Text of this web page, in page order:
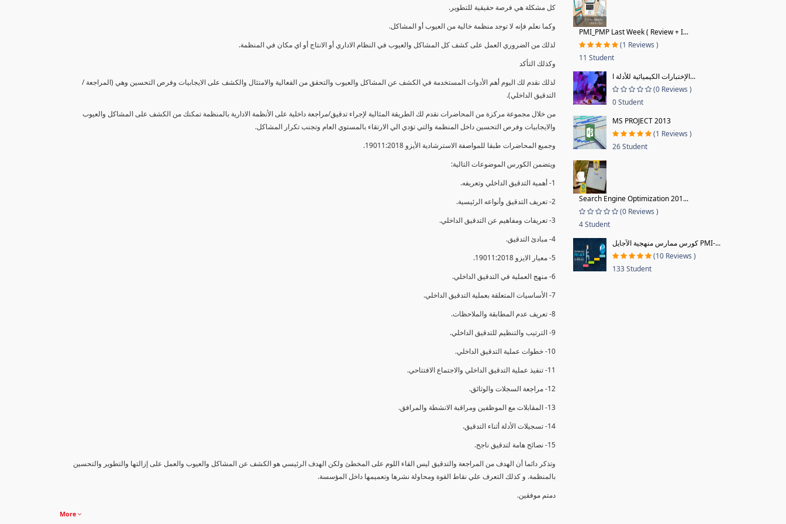
كل مشكلة هي فرصة حقيقية للتطوير.
وكما نعلم فإنه لا توجد منظمة خالية من العيوب أو المشاكل.
لذلك من الضروري العمل على كشف كل المشاكل والعيوب في النظام الاداري أو الانتاج أو اي مكان في المنظمة.
وكذلك التأكد
لذلك نقدم لك اليوم أهم الأدوات المستخدمة في الكشف عن المشاكل والعيوب والتحقق من الفعالية والامتثال والكشف على الايجابيات وفرص التحسين وهي (المراجعة /
التدقيق الداخلي).
من خلال مجموعة مركزة من المحاضرات نقدم لك الطريقة المثالية لإجراء تدقيق/مراجعة داخلية على الأنظمة الادارية بالمنظمة تمكنك من الكشف على المشاكل والعيوب
والايجابيات وفرص التحسين داخل المنظمة والتي تؤدي الي الارتقاء بالمستوي العام وتجنب تكرار المشاكل.
وجميع المحاضرات طبقا للمواصفة الاسترشادية الأيزو 19011:2018.
ويتضمن الكورس الموضوعات التالية:
1- أهمية التدقيق الداخلي وتعريفه.
2- تعريف التدقيق وأنواعه الرئيسية.
3- تعريفات ومفاهيم عن التدقيق الداخلي.
4- مبادئ التدقيق.
5- معيار الايزو 19011:2018.
6- منهج العملية في التدقيق الداخلي.
7- الأساسيات المتعلقة بعملية التدقيق الداخلي.
8- تعريف عدم المطابقة والملاحظات.
9- الترتيب والتنظيم للتدقيق الداخلي.
10- خطوات عملية التدقيق الداخلي.
11- تنفيذ عملية التدقيق الداخلي والاجتماع الافتتاحي.
12- مراجعة السجلات والوثائق.
13- المقابلات مع الموظفين ومراقبة الانشطة والمرافق.
14- تسجيلات الأدلة أثناء التدقيق.
15- نصائح هامة لتدقيق ناجح.
وتذكر دائما أن الهدف من المراجعة والتدقيق ليس القاء اللوم على المخطئ ولكن الهدف الرئيسي هو الكشف عن المشاكل والعيوب والعمل على إزالتها والتطوير والتحسين
بالمنظمة. و كذلك التعرف علي نقاط القوة ومحاولة نشرها وتعميمها داخل المؤسسة.
دمتم موفقين.
More
PMI_PMP Last Week ( Review + I...
(1 Reviews )
11 Student
الإختبارات الكيميائية للأدلة ا...
(0 Reviews )
0 Student
MS PROJECT 2013
(1 Reviews )
26 Student
Search Engine Optimization 201...
(0 Reviews )
4 Student
كورس ممارس منهجية الآجايل PMI-...
(10 Reviews )
133 Student